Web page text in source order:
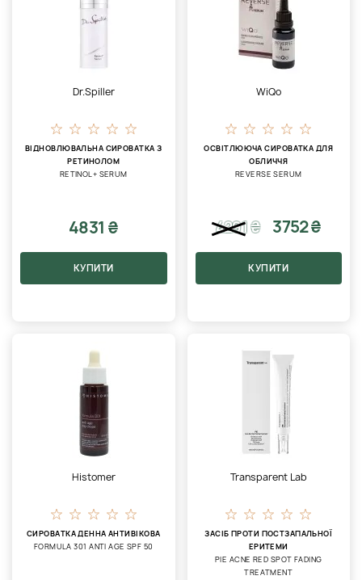
Dr.Spiller
ВІДНОВЛЮВАЛЬНА СИРОВАТКА З
РЕТИНОЛОМ
RETINOL+ SERUM
4831 ₴
КУПИТИ
WiQo
ОСВІТЛЮЮЧА СИРОВАТКА ДЛЯ
ОБЛИЧЧЯ
REVERSE SERUM
4291₴ 3752 ₴
КУПИТИ
Histomer
СИРОВАТКА ДЕННА АНТИВІКОВА
FORMULA 301 ANTI AGE SPF 50
Transparent Lab
ЗАСІБ ПРОТИ ПОСТЗАПАЛЬНОЇ
ЕРИТЕМИ
PIE ACNE RED SPOT FADING
TREATMENT